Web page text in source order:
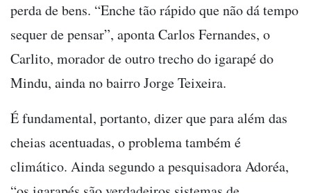
perda de bens. “Enche tão rápido que não dá tempo
sequer de pensar”, aponta Carlos Fernandes, o
Carlito, morador de outro trecho do igarapé do
Mindu, ainda no bairro Jorge Teixeira.
É fundamental, portanto, dizer que para além das
cheias acentuadas, o problema também é
climático. Ainda segundo a pesquisadora Adoréa,